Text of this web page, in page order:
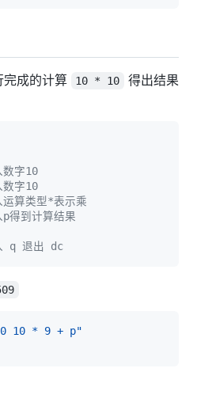
完成的计算 10 * 10 得出结果
字10
字10
算类型*表示乘
得到计算结果
q 退出 dc
10 * 9 + p"